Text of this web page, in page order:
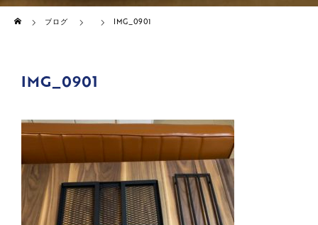
ブログ
IMG_0901
IMG_0901